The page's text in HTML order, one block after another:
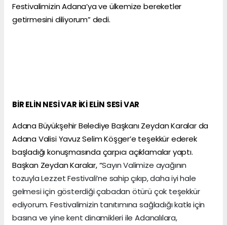
Festivalimizin Adana’ya ve ülkemize bereketler
getirmesini diliyorum” dedi.
BİR ELİN NESİ VAR İKİ ELİN SESİ VAR
Adana Büyükşehir Belediye Başkanı Zeydan Karalar da
Adana Valisi Yavuz Selim Köşger’e teşekkür ederek
başladığı konuşmasında çarpıcı açıklamalar yaptı.
Başkan Zeydan Karalar, “Sayın Valimize ayağının
tozuyla Lezzet Festivali’ne sahip çıkıp, daha iyi hale
gelmesi için gösterdiği çabadan ötürü çok teşekkür
ediyorum. Festivalimizin tanıtımına sağladığı katkı için
basına ve yine kent dinamikleri ile Adanalılara,